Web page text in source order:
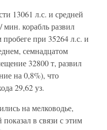
13061 л.с. и средней
мин. корабль развил
пробеге при 35264 л.с. и
семнадцатом
32800 т, развил
на 0,8%), что
29,62 уз.
на мелководье,
в связи с этим